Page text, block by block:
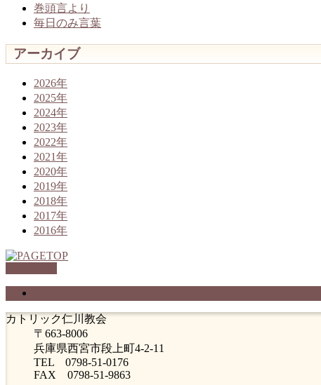
巻頭言より
毎日のみ言葉
アーカイブ
2026年
2025年
2024年
2023年
2022年
2021年
2020年
2019年
2018年
2017年
2016年
カトリック仁川教会
〒663-8006
兵庫県西宮市段上町4-2-11
TEL 0798-51-0176
FAX 0798-51-9863